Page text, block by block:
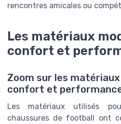
rencontres amicales ou
Les matériaux
confort et
Zoom sur les
confort et
Les matériaux utilisés
chaussures de football ont